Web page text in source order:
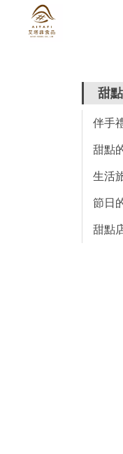
甜
伴手
甜點
生活
節日
甜點